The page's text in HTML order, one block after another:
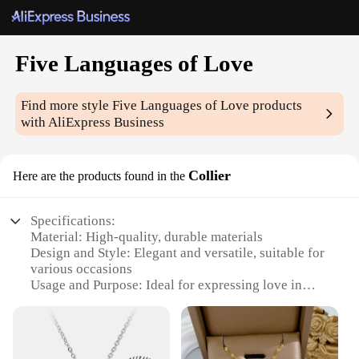
Five Languages of Love
Find more styleFive Languages of Love products
with AliExpress Business
Here are the products found in the Collier
Specifications:
Material: High-quality, durable materials
Design and Style: Elegant and versatile, suitable for
various occasions
Usage and Purpose: Ideal for expressing love in
Type and Category: Unique Five Languages of Love
Performance and Property: Crafted for lasting